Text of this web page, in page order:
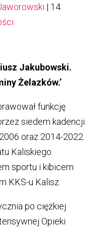
| 14
Jakubowski.
Żelazków.’
funkcję
siedem kadencji.
oraz 2014-2022.
Kaliskiego.
sportu i kibicem
KKS-u Kalisz.
po ciężkiej
Opieki